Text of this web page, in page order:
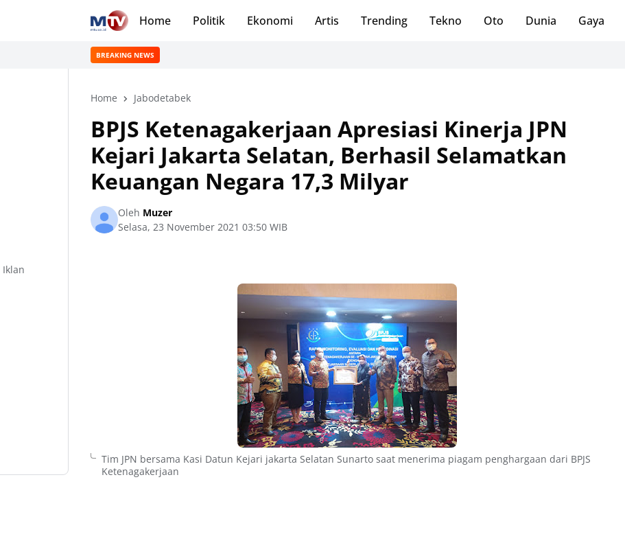
Home Politik Ekonomi Artis Trending Tekno Oto Dunia Gaya
BREAKING NEWS
Home Jabodetabek
BPJS Ketenagakerjaan Apresiasi Kinerja JPN
Kejari Jakarta Selatan, Berhasil Selamatkan
Keuangan Negara 17,3 Milyar
Oleh Muzer
Selasa, 23 November 2021 03:50 WIB
Tim JPN bersama Kasi Datun Kejari jakarta Selatan Sunarto saat menerima piagam penghargaan dari BPJS
Ketenagakerjaan
Iklan